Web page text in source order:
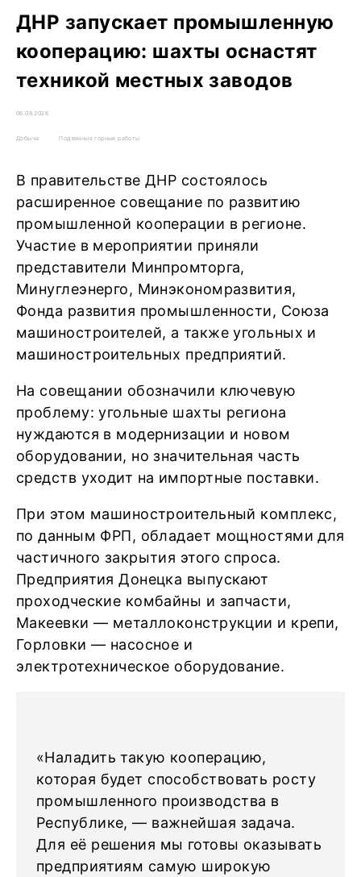
ДНР запускает промышленную
кооперацию: шахты оснастят
техникой местных заводов
06.08.2026
Добыча Подземные горные работы
В правительстве ДНР состоялось
расширенное совещание по развитию
промышленной кооперации в регионе.
Участие в мероприятии приняли
представители Минпромторга,
Минуглеэнерго, Минэкономразвития,
Фонда развития промышленности, Союза
машиностроителей, а также угольных и
машиностроительных предприятий.
На совещании обозначили ключевую
проблему: угольные шахты региона
нуждаются в модернизации и новом
оборудовании, но значительная часть
средств уходит на импортные поставки.
При этом машиностроительный комплекс,
по данным ФРП, обладает мощностями для
частичного закрытия этого спроса.
Предприятия Донецка выпускают
проходческие комбайны и запчасти,
Макеевки — металлоконструкции и крепи,
Горловки — насосное и
электротехническое оборудование.
«Наладить такую кооперацию,
которая будет способствовать росту
промышленного производства в
Республике, — важнейшая задача.
Для её решения мы готовы оказывать
предприятиям самую широкую